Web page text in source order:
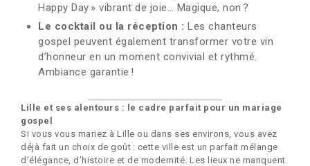
Happy Day » vibrant de joie… Magique, non ?
Le cocktail ou la réception : Les chanteurs
gospel peuvent également transformer votre vin
d’honneur en un moment convivial et rythmé.
Ambiance garantie !
Lille et ses alentours : le cadre parfait pour un mariage
gospel
Si vous vous mariez à Lille ou dans ses environs, vous avez
déjà fait un choix de goût : cette ville est un parfait mélange
d’élégance, d’histoire et de modernité. Les lieux ne manquent